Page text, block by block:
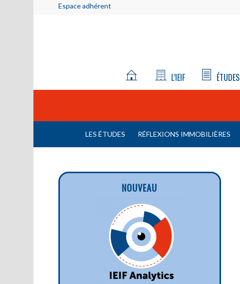
Espace adhérent
L’IEIF ÉTUDES
LES ÉTUDES RÉFLEXIONS IMMOBILIÈRES
NOUVEAU